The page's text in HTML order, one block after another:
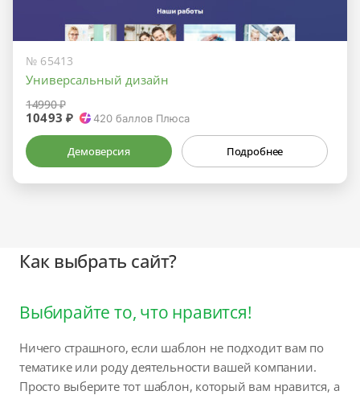
№ 65413
Универсальный дизайн
14990 ₽
10493 ₽ 420 баллов Плюса
Демоверсия Подробнее
Как выбрать сайт?
Выбирайте то, что нравится!
Ничего страшного, если шаблон не подходит вам по
тематике или роду деятельности вашей компании.
Просто выберите тот шаблон, который вам нравится, а